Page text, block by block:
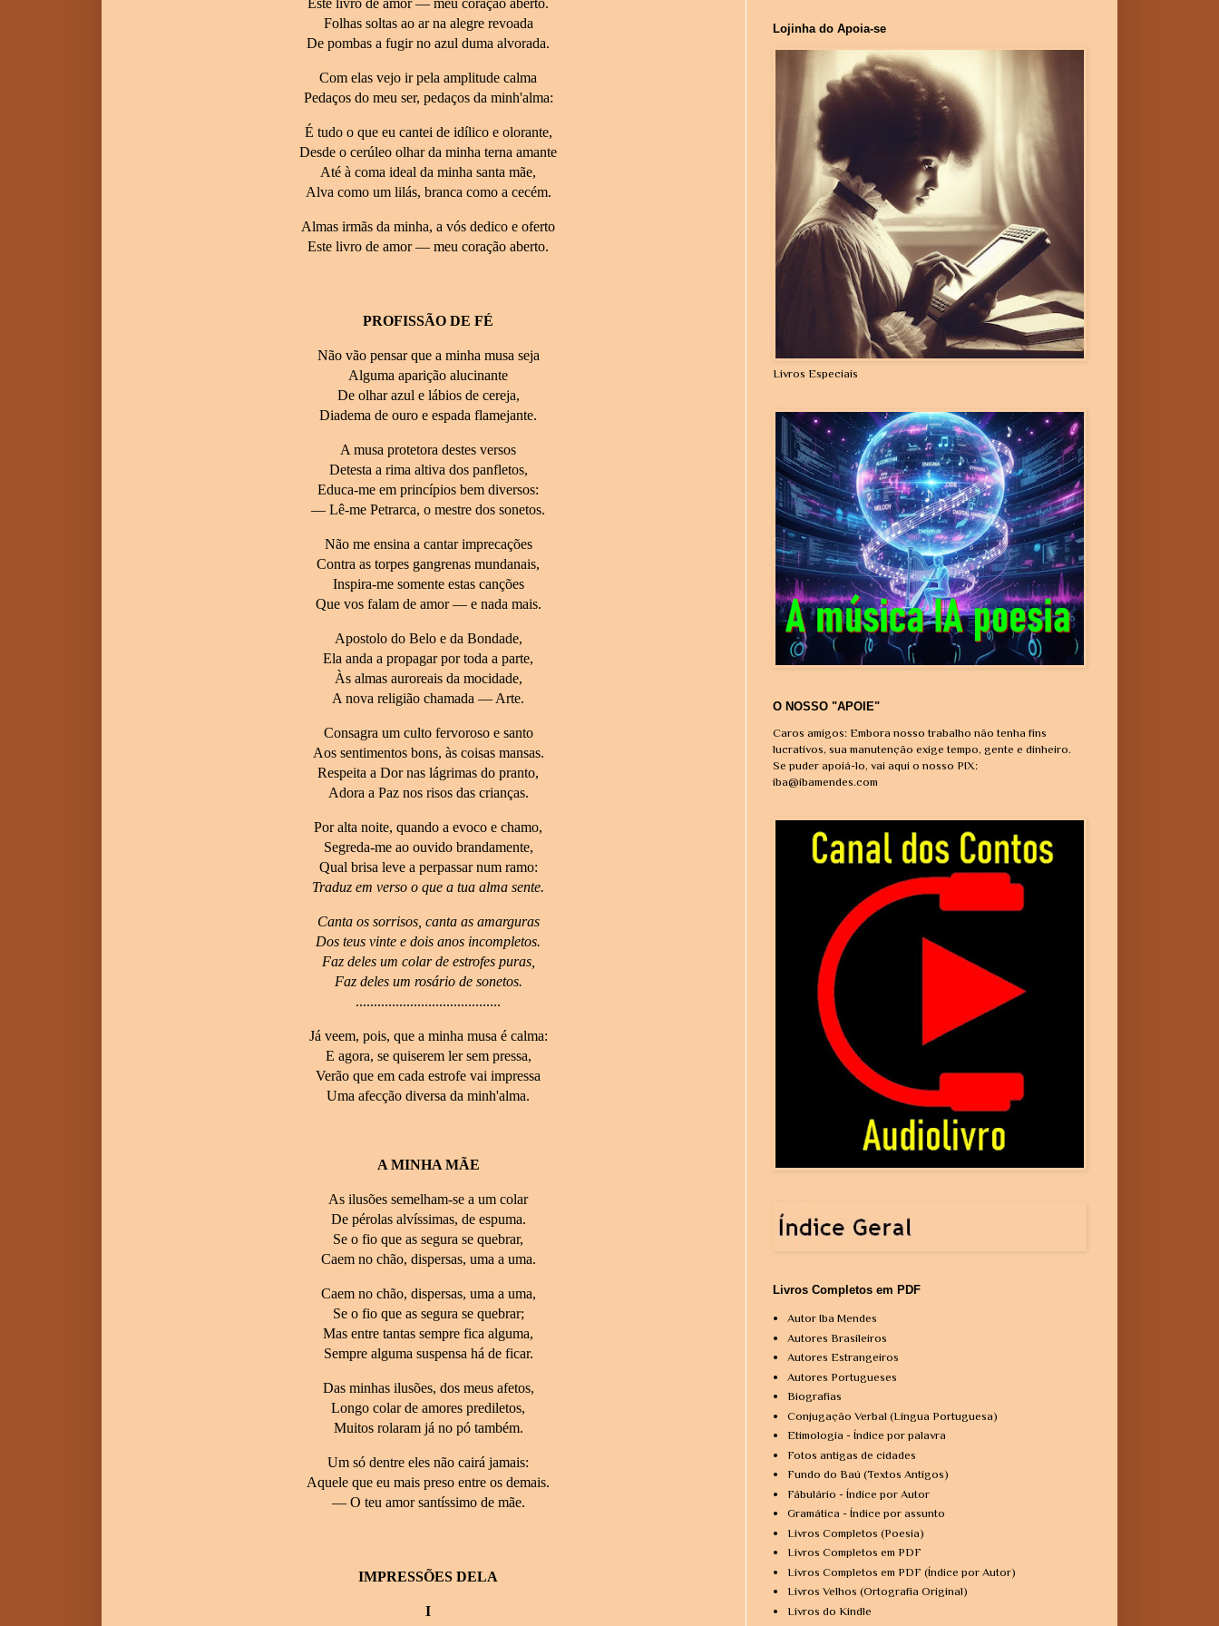
Folhas soltas ao ar na alegre revoada
De pombas a fugir no azul duma alvorada.
Com elas vejo ir pela amplitude calma
Pedaços do meu ser, pedaços da minh'alma:
É tudo o que eu cantei de idílico e olorante,
Desde o cerúleo olhar da minha terna amante
Até à coma ideal da minha santa mãe,
Alva como um lilás, branca como a cecém.
Almas irmãs da minha, a vós dedico e oferto
Este livro de amor — meu coração aberto.
PROFISSÃO DE FÉ
Não vão pensar que a minha musa seja
Alguma aparição alucinante
De olhar azul e lábios de cereja,
Diadema de ouro e espada flamejante.
A musa protetora destes versos
Detesta a rima altiva dos panfletos,
Educa-me em princípios bem diversos:
— Lê-me Petrarca, o mestre dos sonetos.
Não me ensina a cantar imprecações
Contra as torpes gangrenas mundanais,
Inspira-me somente estas canções
Que vos falam de amor — e nada mais.
Apostolo do Belo e da Bondade,
Ela anda a propagar por toda a parte,
Às almas auroreais da mocidade,
A nova religião chamada — Arte.
Consagra um culto fervoroso e santo
Aos sentimentos bons, às coisas mansas.
Respeita a Dor nas lágrimas do pranto,
Adora a Paz nos risos das crianças.
Por alta noite, quando a evoco e chamo,
Segreda-me ao ouvido brandamente,
Qual brisa leve a perpassar num ramo:
Traduz em verso o que a tua alma sente.
Canta os sorrisos, canta as amarguras
Dos teus vinte e dois anos incompletos.
Faz deles um colar de estrofes puras,
Faz deles um rosário de sonetos.
........................................
Já veem, pois, que a minha musa é calma:
E agora, se quiserem ler sem pressa,
Verão que em cada estrofe vai impressa
Uma afecção diversa da minh'alma.
A MINHA MÃE
As ilusões semelham-se a um colar
De pérolas alvíssimas, de espuma.
Se o fio que as segura se quebrar,
Caem no chão, dispersas, uma a uma.
Caem no chão, dispersas, uma a uma,
Se o fio que as segura se quebrar;
Mas entre tantas sempre fica alguma,
Sempre alguma suspensa há de ficar.
Das minhas ilusões, dos meus afetos,
Longo colar de amores prediletos,
Muitos rolaram já no pó também.
Um só dentre eles não cairá jamais:
Aquele que eu mais preso entre os demais.
— O teu amor santíssimo de mãe.
IMPRESSÕES DELA
I
Lojinha do Apoia-se
Livros Especiais
O NOSSO "APOIE"
Caros amigos: Embora nosso trabalho não tenha fins
lucrativos, sua manutenção exige tempo, gente e dinheiro.
Se puder apoiá-lo, vai aqui o nosso PIX:
iba@ibamendes.com
Livros Completos em PDF
Autor Iba Mendes
Autores Brasileiros
Autores Estrangeiros
Autores Portugueses
Biografias
Conjugação Verbal (Língua Portuguesa)
Etimologia - Índice por palavra
Fotos antigas de cidades
Fundo do Baú (Textos Antigos)
Fábulário - Índice por Autor
Gramática - Índice por assunto
Livros Completos (Poesia)
Livros Completos em PDF
Livros Completos em PDF (Índice por Autor)
Livros Velhos (Ortografia Original)
Livros do Kindle